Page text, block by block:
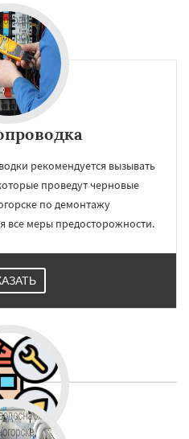
рекомендуется вызывать
проведут черновые
по демонтажу
все меры предосторожности.